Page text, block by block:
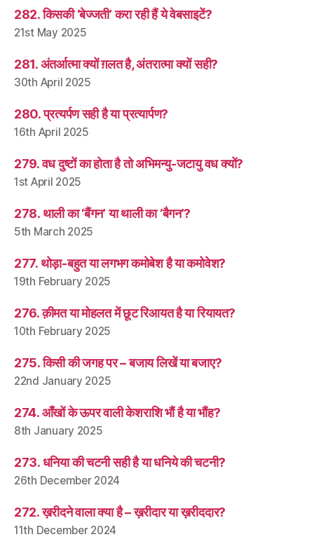
282. किसकी ‘बेज्जती’ करा रही हैं ये वेबसाइटें?
21st May 2025
281. अंतर्आत्मा क्यों ग़लत है, अंतरात्मा क्यों सही?
30th April 2025
280. प्रत्यर्पण सही है या प्रत्यार्पण?
16th April 2025
279. वध दुष्टों का होता है तो अभिमन्यु-जटायु वध क्यों?
1st April 2025
278. थाली का ‘बैंगन’ या थाली का ‘बैगन’?
5th March 2025
277. थोड़ा-बहुत या लगभग कमोबेश है या कमोवेश?
19th February 2025
276. क़ीमत या मोहलत में छूट रिआयत है या रियायत?
10th February 2025
275. किसी की जगह पर – बजाय लिखें या बजाए?
22nd January 2025
274. आँखों के ऊपर वाली केशराशि भौं है या भौंह?
8th January 2025
273. धनिया की चटनी सही है या धनिये की चटनी?
26th December 2024
272. ख़रीदने वाला क्या है – ख़रीदार या ख़रीददार?
11th December 2024